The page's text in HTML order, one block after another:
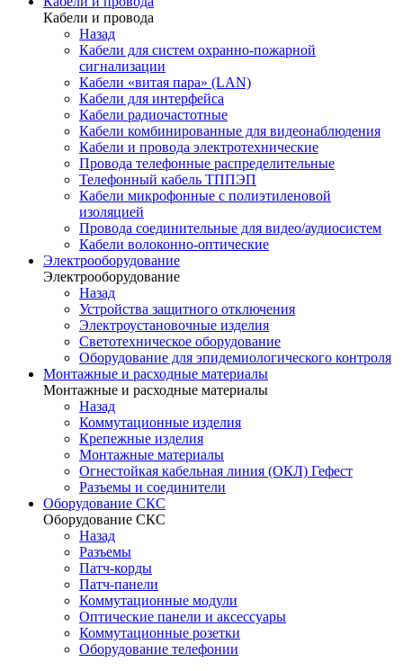
Кабели и провода
Назад
Кабели для систем охранно-пожарной
сигнализации
Кабели «витая пара» (LAN)
Кабели для интерфейса
Кабели радиочастотные
Кабели комбинированные для видеонаблюдения
Кабели и провода электротехнические
Провода телефонные распределительные
Телефонный кабель ТППЭП
Кабели микрофонные с полиэтиленовой
изоляцией
Провода соединительные для видео/аудиосистем
Кабели волоконно-оптические
Электрооборудование
Электрооборудование
Назад
Устройства защитного отключения
Электроустановочные изделия
Светотехническое оборудование
Оборудование для эпидемиологического контроля
Монтажные и расходные материалы
Монтажные и расходные материалы
Назад
Коммутационные изделия
Крепежные изделия
Монтажные материалы
Огнестойкая кабельная линия (ОКЛ) Гефест
Разъемы и соединители
Оборудование СКС
Оборудование СКС
Назад
Разъемы
Патч-корды
Патч-панели
Коммутационные модули
Оптические панели и аксессуары
Коммутационные розетки
Оборудование телефонии